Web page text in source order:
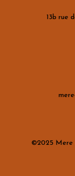
13b rue
©2025 Mere